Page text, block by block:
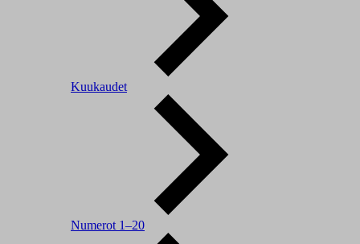
Kuukaudet
Numerot 1–20